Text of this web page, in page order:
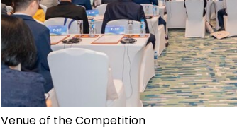
Venue of the Competition